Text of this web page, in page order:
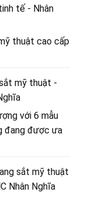
tế - Nhân
thuật cao cấp
mỹ thuật -
với 6 mẫu
đang được ưa
sắt mỹ thuật
Nhân Nghĩa